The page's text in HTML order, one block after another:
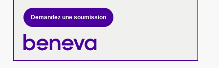
Demandez une soumission